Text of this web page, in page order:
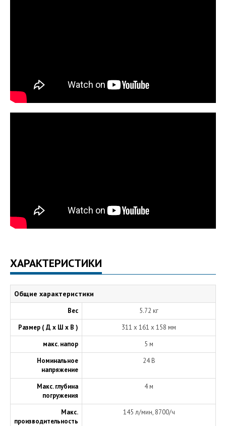
ХАРАКТЕРИСТИКИ
Общие характеристики
Вес
5.72 кг
Размер ( Д х Ш х В )
311 x 161 x 158 мм
макс. напор
5 м
Номинальное
напряжение
24 В
Макс. глубина
погружения
4 м
Макс.
производительность
145 л/мин, 8700/ч